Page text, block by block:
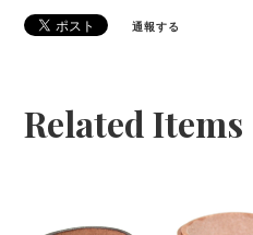
通報する
Related Items